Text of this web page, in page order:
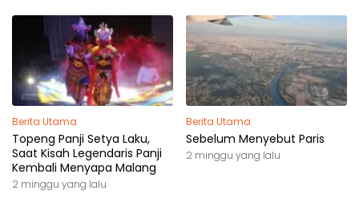
Berita Utama
Topeng Panji Setya Laku,
Saat Kisah Legendaris Panji
Kembali Menyapa Malang
2 minggu yang lalu
Berita Utama
Sebelum Menyebut Paris
2 minggu yang lalu